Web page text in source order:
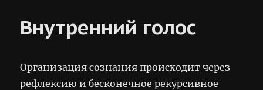
Внутренний голос
Организация сознания происходит через
рефлексию и бесконечное рекурсивное